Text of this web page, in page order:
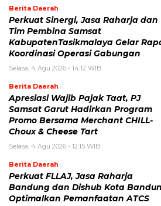
Berita Daerah
Perkuat Sinergi, Jasa Raharja dan
Tim Pembina Samsat
KabupatenTasikmalaya Gelar
Koordinasi Operasi Gabungan
Selasa, 4 Agu 2026 - 14:12 WIB
Berita Daerah
Apresiasi Wajib Pajak Taat, PJ
Samsat Garut Hadirkan Program
Promo Bersama Merchant CHILL-
Choux & Cheese Tart
Selasa, 4 Agu 2026 - 12:15 WIB
Berita Daerah
Perkuat FLLAJ, Jasa Raharja
Bandung dan Dishub Kota
Optimalkan Pemanfaatan ATCS